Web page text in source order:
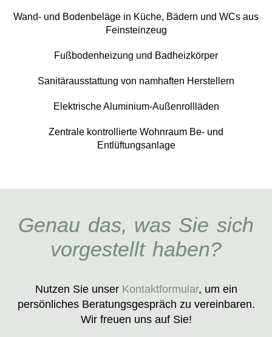
Wand- und Bodenbeläge in Küche, Bädern und WCs aus
Feinsteinzeug
Fußbodenheizung und Badheizkörper
Sanitärausstattung von namhaften Herstellern
Elektrische Aluminium-Außenrollläden
Zentrale kontrollierte Wohnraum Be- und
Entlüftungsanlage
Genau das, was Sie sich
vorgestellt haben?
Nutzen Sie unser Kontaktformular, um ein
persönliches Beratungsgespräch zu vereinbaren.
Wir freuen uns auf Sie!